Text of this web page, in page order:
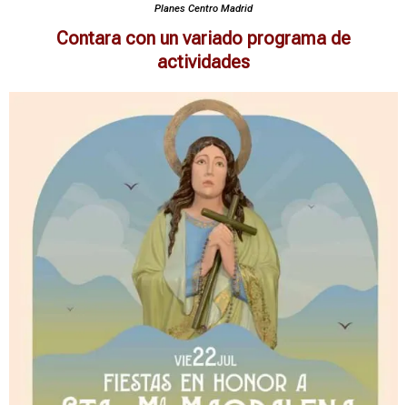
Planes Centro Madrid
Contara con un variado programa de
actividades